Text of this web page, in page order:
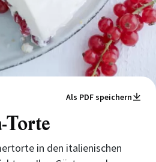
Als PDF speichern
Torte
in den italienischen